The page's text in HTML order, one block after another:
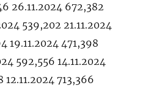
26.11.2024 672,382
539,202 21.11.2024
19.11.2024 471,398
592,556 14.11.2024
12.11.2024 713,366